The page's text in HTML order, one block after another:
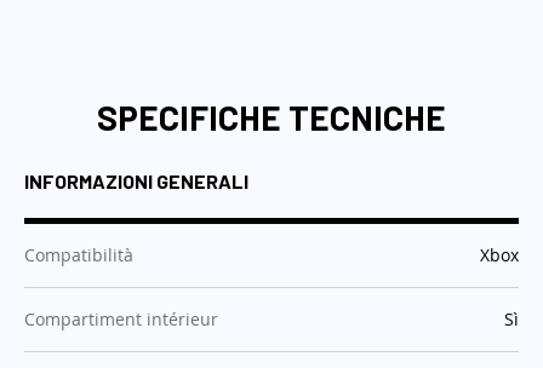
SPECIFICHE TECNICHE
INFORMAZIONI GENERALI
Compatibilità :Xbox
Compartiment intérieur :Sì